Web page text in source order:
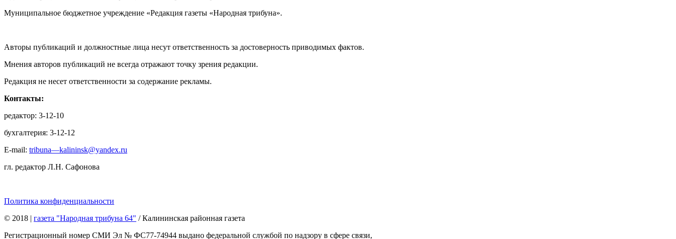
Муниципальное бюджетное учреждение «Редакция газеты «Народная трибуна».
Авторы публикаций и должностные лица несут ответственность за достоверность приводимых фактов.
Мнения авторов публикаций не всегда отражают точку зрения редакции.
Редакция не несет ответственности за содержание рекламы.
Контакты:
редактор: 3-12-10
бухгалтерия: 3-12-12
E-mail: tribuna—kalininsk@yandex.ru
гл. редактор Л.Н. Сафонова
Политика конфиденциальности
© 2018 | газета "Народная трибуна 64" / Калининская районная газета
Регистрационный номер СМИ Эл № ФС77-74944 выдано федеральной службой по надзору в сфере связи,